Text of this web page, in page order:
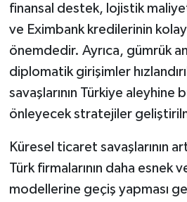
finansal destek, lojistik
ve Eximbank kredilerinin
önemdedir. Ayrıca, gümrük
diplomatik girişimler
savaşlarının Türkiye aleyhine
önleyecek stratejiler
Küresel ticaret savaşlarının
Türk firmalarının daha esnek
modellerine geçiş yapması